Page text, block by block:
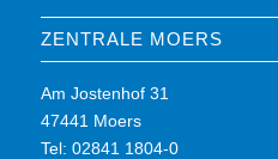
ZENTRALE MOERS
Am Jostenhof 31
47441 Moers
Tel: 02841 1804-0